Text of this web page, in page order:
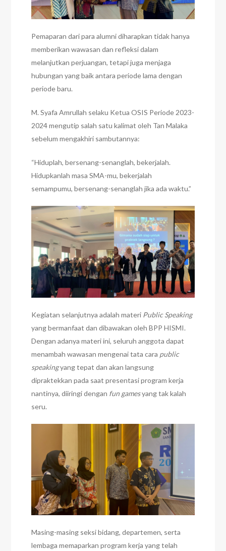
Pemaparan dari para alumni diharapkan tidak hanya
memberikan wawasan dan refleksi dalam
melanjutkan perjuangan, tetapi juga menjaga
hubungan yang baik antara periode lama dengan
periode baru.
M. Syafa Amrullah selaku Ketua OSIS Periode 2023-
2024 mengutip salah satu kalimat oleh Tan Malaka
sebelum mengakhiri sambutannya:
“Hiduplah, bersenang-senanglah, bekerjalah.
Hidupkanlah masa SMA-mu, bekerjalah
semampumu, bersenang-senanglah jika ada waktu.”
Kegiatan selanjutnya adalah materi Public Speaking
yang bermanfaat dan dibawakan oleh BPP HISMI.
Dengan adanya materi ini, seluruh anggota dapat
menambah wawasan mengenai tata cara public
speakingyang tepat dan akan langsung
dipraktekkan pada saat presentasi program kerja
nantinya, diiringi dengan fun gamesyang tak kalah
seru.
Masing-masing seksi bidang, departemen, serta
lembaga memaparkan program kerja yang telah